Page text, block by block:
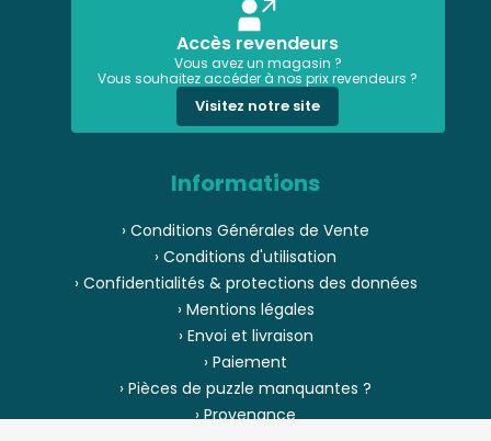
Accès revendeurs
Vous avez un magasin ?
Vous souhaitez accéder à nos prix revendeurs ?
Visitez notre site
Informations
› Conditions Générales de Vente
› Conditions d'utilisation
› Confidentialités & protections des données
› Mentions légales
› Envoi et livraison
› Paiement
› Pièces de puzzle manquantes ?
› Provenance